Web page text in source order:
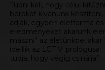
Tudni kell, hogy célul
borokat kívánunk
adják, egyben életforma
eredményeket akarunk
mászni” az életünkbe,
ideillik az LGT V. prológusa:
tudja, hogy végig csinálja”.